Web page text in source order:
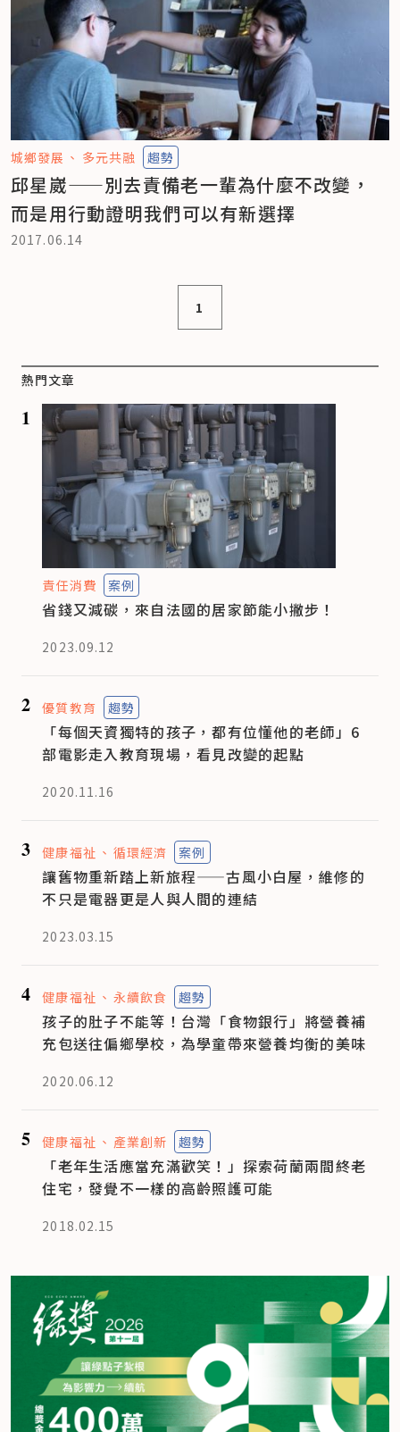
城鄉發展 多元共融 趨勢
邱星崴——別去責備老一輩為什麼不改變，
而是用行動證明我們可以有新選擇
2017.06.14
1
熱門文章
1
責任消費 案例
省錢又減碳，來自法國的居家節能小撇步！
2023.09.12
2 優質教育 趨勢
「每個天資獨特的孩子，都有位懂他的老師」6
部電影走入教育現場，看見改變的起點
2020.11.16
3 健康福祉 循環經濟 案例
讓舊物重新踏上新旅程——古風小白屋，維修的
不只是電器更是人與人間的連結
2023.03.15
4 健康福祉 永續飲食 趨勢
孩子的肚子不能等！台灣「食物銀行」將營養補
充包送往偏鄉學校，為學童帶來營養均衡的美味
2020.06.12
5 健康福祉 產業創新 趨勢
「老年生活應當充滿歡笑！」探索荷蘭兩間終老
住宅，發覺不一樣的高齡照護可能
2018.02.15